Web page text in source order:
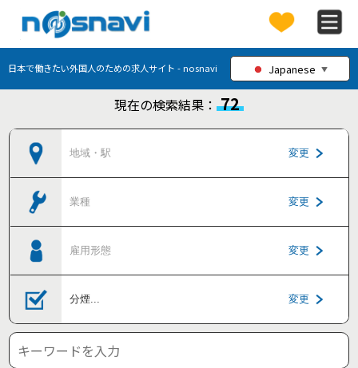
日本で働きたい外国人のための求人サイト - nosnavi Japanese ▼
現在の検索結果： 72
地域・駅 変更
業種 変更
雇用形態 変更
分煙... 変更